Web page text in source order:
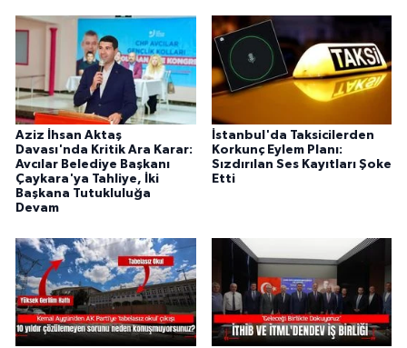
Aziz İhsan Aktaş
Davası'nda Kritik Ara Karar:
Avcılar Belediye Başkanı
Çaykara'ya Tahliye, İki
Başkana Tutukluluğa
Devam
İstanbul'da Taksicilerden
Korkunç Eylem Planı:
Sızdırılan Ses Kayıtları Şoke
Etti